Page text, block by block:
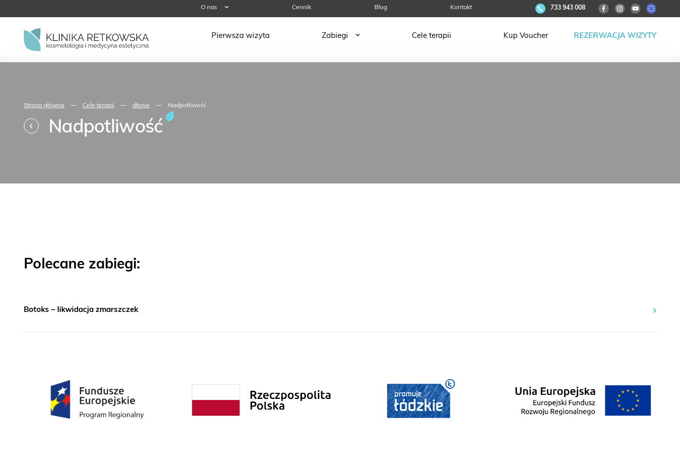
O nas Cennik Blog Kontakt 733 943 008
Pierwsza wizyta Zabiegi Cele terapii Kup Voucher REZERWACJA WIZYTY
Strona główna — Cele terapii — dłonie — Nadpotliwość
Nadpotliwość
Polecane zabiegi:
Botoks – likwidacja zmarszczek